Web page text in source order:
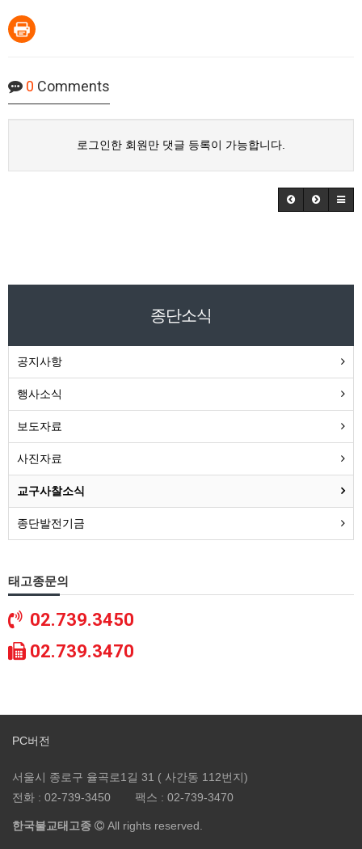
0 Comments
로그인한 회원만 댓글 등록이 가능합니다.
종단소식
공지사항
행사소식
보도자료
사진자료
교구사찰소식
종단발전기금
태고종문의
02.739.3450
02.739.3470
PC버전
서울시 종로구 율곡로1길 31 ( 사간동 112번지)
전화 : 02-739-3450 팩스 : 02-739-3470
한국불교태고종 All rights reserved.